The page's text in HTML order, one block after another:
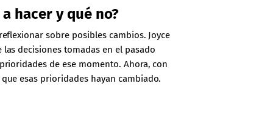
hacer y qué no?
sobre posibles cambios. Joyce
decisiones tomadas en el pasado
de ese momento. Ahora, con
esas prioridades hayan cambiado.